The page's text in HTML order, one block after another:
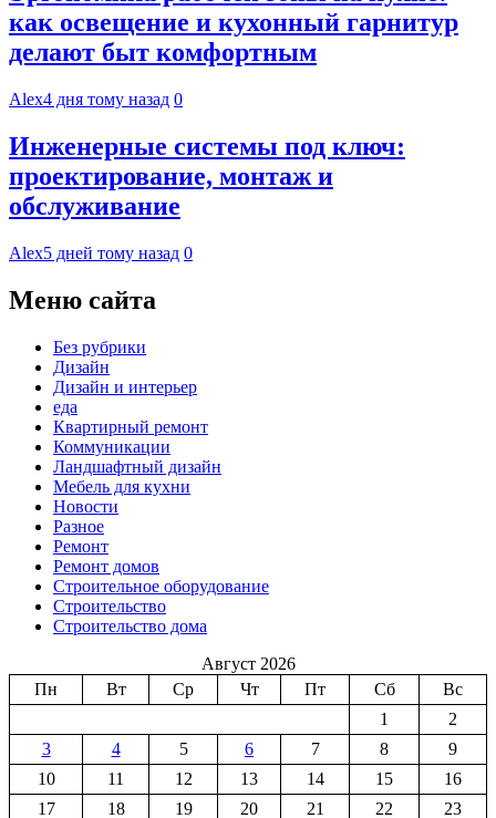
как освещение и кухонный гарнитур
делают быт комфортным
Alex4 дня тому назад 0
Инженерные системы под ключ:
проектирование, монтаж и
обслуживание
Alex5 дней тому назад 0
Меню сайта
Без рубрики
Дизайн
Дизайн и интерьер
еда
Квартирный ремонт
Коммуникации
Ландшафтный дизайн
Мебель для кухни
Новости
Разное
Ремонт
Ремонт домов
Строительное оборудование
Строительство
Строительство дома
Август 2026
Пн
Вт Ср Чт Пт Сб
Вс
1
2
3
4 5 6 7 8
9
10
11 12 13 14 15
16
17
18 19 20 21 22 23